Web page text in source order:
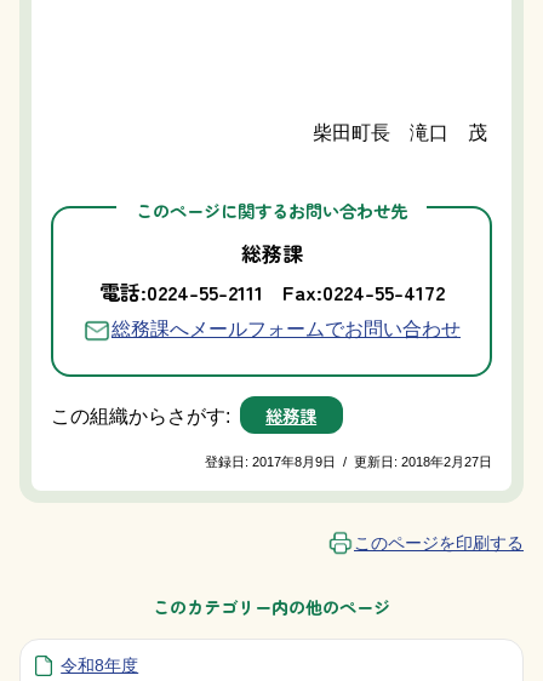
柴田町長 滝口 茂
このページに関するお問い合わせ先
総務課
電話:0224-55-2111
Fax:0224-55-4172
総務課へメールフォームでお問い合わせ
この組織からさがす: 総務課
登録日:2017年8月9日 / 更新日:2018年2月27日
このページを印刷する
このカテゴリー内の他のページ
令和8年度